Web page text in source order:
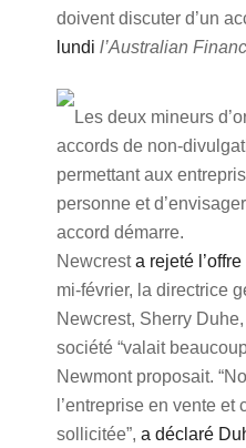
doivent discuter d’un
lundi l’Australian
Les deux mineurs
accords de non-
permettant aux
personne et
accord démarre.
Newcresta rejeté
mi-février, la directrice
Newcrest, Sherry
société “valait
Newmont proposait.
l’entreprise en vente et
sollicitée”, a déclaré